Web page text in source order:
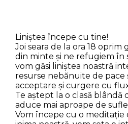
Liniștea începe cu tine!
Joi seara de la ora 18 oprim
din minte și ne refugiem în
vom găsi liniștea noastră
resurse nebănuite de pace
acceptare și curgere cu
Te aștept la o clasă blândă
aduce mai aproape de
Vom începe cu o meditație